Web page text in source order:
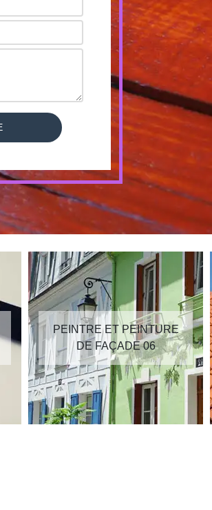
PEINTRE ET PEINTURE
DE FAÇADE 06